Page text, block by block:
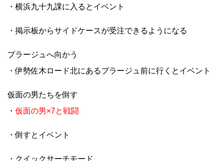
・横浜九十九課に入るとイベント
・掲示板からサイドケースが受注できるようになる
プラージュへ向かう
・伊勢佐木ロード北にあるプラージュ前に行くとイベント
仮面の男たちを倒す
・ 仮面の男×7と戦闘
・倒すとイベント
・クイックサーチモード